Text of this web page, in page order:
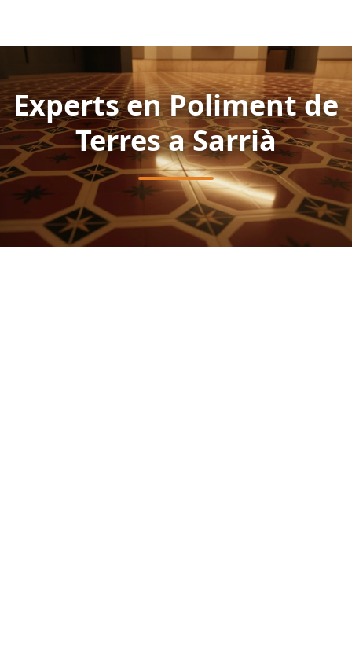
Experts en Poliment de
Terres a Sarrià